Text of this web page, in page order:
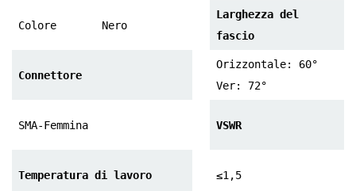
Colore Nero
Larghezza del
fascio
Connettore
Orizzontale: 60°
Ver: 72°
SMA-Femmina VSWR
Temperatura di lavoro ≤1,5